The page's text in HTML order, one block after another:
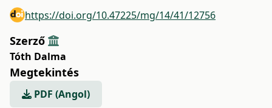
https://doi.org/10.47225/mg/14/41/12756
Szerző
Tóth Dalma
Megtekintés
PDF (Angol)